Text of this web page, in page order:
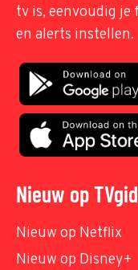
tv is, eenvoudig je
en alerts instellen.
Nieuw op
Nieuw op Netflix
Nieuw op Disney+